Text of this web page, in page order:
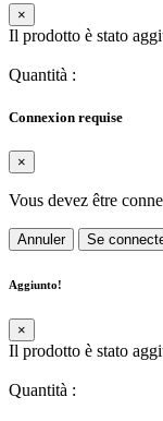
×
Il prodotto è stato
Quantità :
Connexion requise
×
Vous devez être
Annuler Se
Aggiunto!
×
Il prodotto è stato
Quantità :